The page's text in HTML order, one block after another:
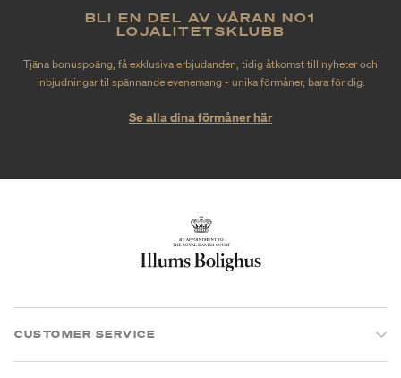
BLI EN DEL AV VÅRAN NO1
LOJALITETSKLUBB
Tjäna bonuspoäng, få exklusiva erbjudanden, tidig åtkomst till nyheter och
inbjudningar til spännande evenemang - unika förmåner, bara för dig.
Se alla dina förmåner här
CUSTOMER SERVICE